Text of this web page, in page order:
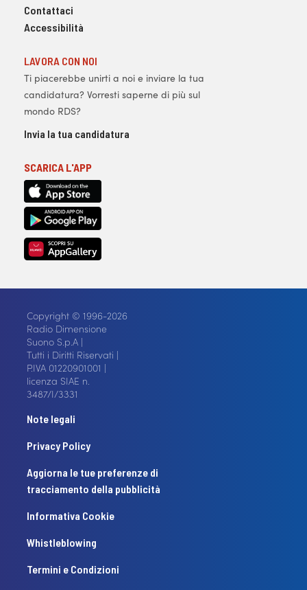
Contattaci
Accessibilità
LAVORA CON NOI
Ti piacerebbe unirti a noi e inviare la tua
candidatura? Vorresti saperne di più sul
mondo RDS?
Invia la tua candidatura
SCARICA L'APP
Copyright © 1996-2026
Radio Dimensione
Suono S.p.A |
Tutti i Diritti Riservati |
P.IVA 01220901001 |
licenza SIAE n.
3487/I/3331
Note legali
Privacy Policy
Aggiorna le tue preferenze di
tracciamento della pubblicità
Informativa Cookie
Whistleblowing
Termini e Condizioni